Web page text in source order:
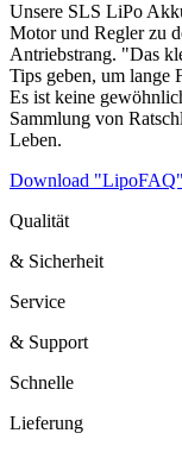
Unsere SLS LiPo
Motor und Regler zu
Antriebstrang. "Das
Tips geben, um lange
Es ist keine
Sammlung von
Leben.
Download
Qualität
& Sicherheit
Service
& Support
Schnelle
Lieferung